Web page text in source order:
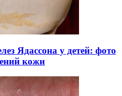
Ядассона у детей: фото
кожи